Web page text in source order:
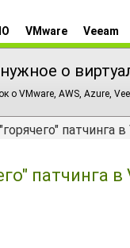
VMware Veeam
о
о VMware, AWS, Azure,
патчинга
патчинга